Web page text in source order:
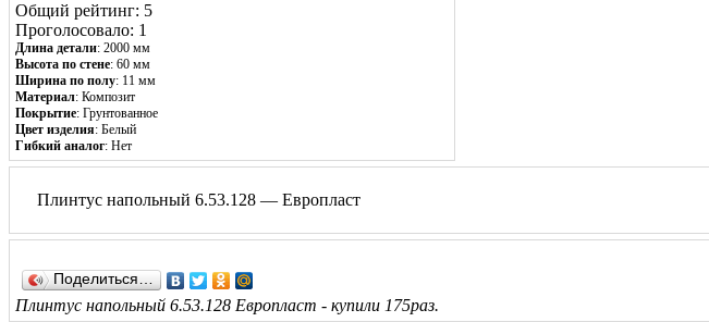
Общий рейтинг: 5
Проголосовало: 1
Длина детали: 2000 мм
Высота по стене: 60 мм
Ширина по полу: 11 мм
Материал: Композит
Покрытие: Грунтованное
Цвет изделия: Белый
Гибкий аналог: Нет
Плинтус напольный 6.53.128 — Европласт
Поделиться…
Плинтус напольный 6.53.128 Европласт - купили 175раз.